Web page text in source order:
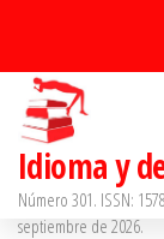
Idioma y
Número 301. ISSN:
septiembre de 2026.